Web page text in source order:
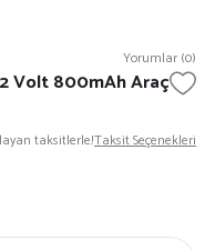
Yorumlar (0)
Volt 800mAh Araç
taksitlerle!Taksit Seçenekleri